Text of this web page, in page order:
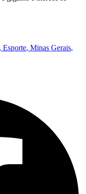
, Esporte, Minas Gerais,